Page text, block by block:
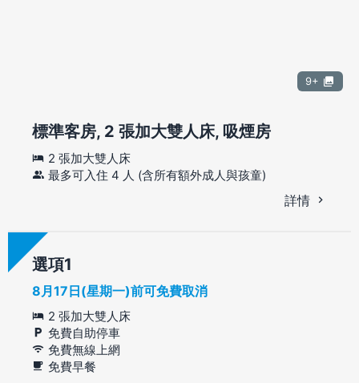
9+
標準客房, 2 張加大雙人床, 吸煙房
2 張加大雙人床
最多可入住 4 人 (含所有額外成人與孩童)
詳情
選項
8月17日(星期一)前可免費取消
2 張加大雙人床
免費自助停車
免費無線上網
免費早餐